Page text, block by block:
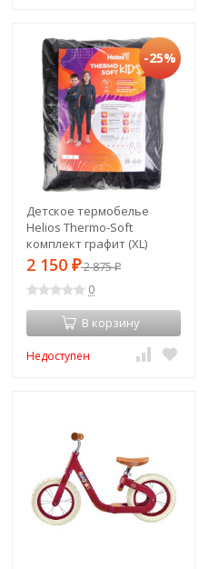
-25%
Детское термобелье
Helios Thermo-Soft
комплект графит (XL)
(82429s88205)
2 150 ₽2 875₽
0
В корзину
Недоступен